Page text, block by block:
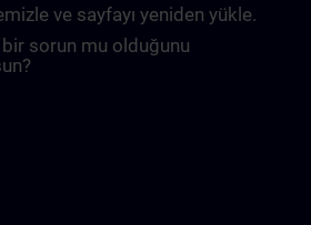
ve sayfayı yeniden yükle.
sorun mu olduğunu